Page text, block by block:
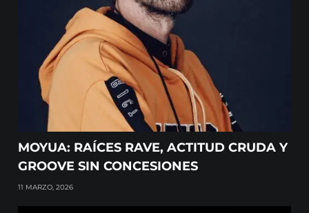
MOYUA: RAÍCES RAVE, ACTITUD CRUDA Y
GROOVE SIN CONCESIONES
11 MARZO, 2026